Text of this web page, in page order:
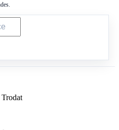
Trodat